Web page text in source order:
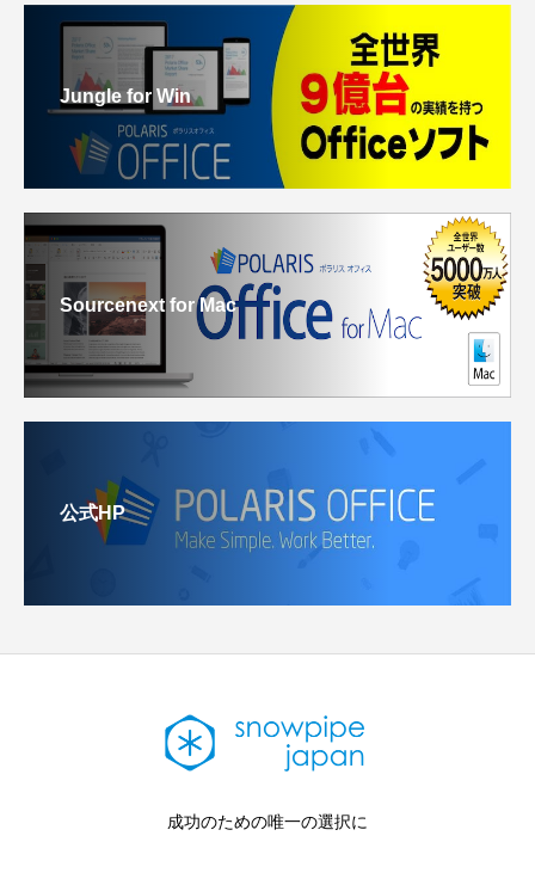
Jungle for Win
Sourcenext for Mac
公式HP
成功のための唯一の選択に